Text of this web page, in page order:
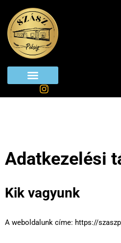
Skip
to
content
Adatkezelési
Kik vagyunk
A weboldalunk címe: https://